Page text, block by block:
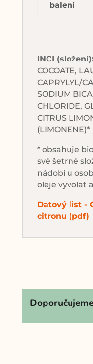
balení
INCI (složení):
COCOATE,
CAPRYLYL/
SODIUM
CHLORIDE,
CITRUS
(LIMONENE)*
* obsahuje
své šetrné
nádobí u
oleje vyvolat
Datový list -
citronu (pdf)